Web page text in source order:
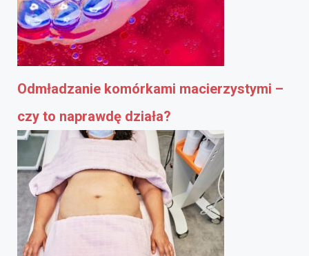
Odmładzanie komórkami macierzystymi –
czy to naprawdę działa?